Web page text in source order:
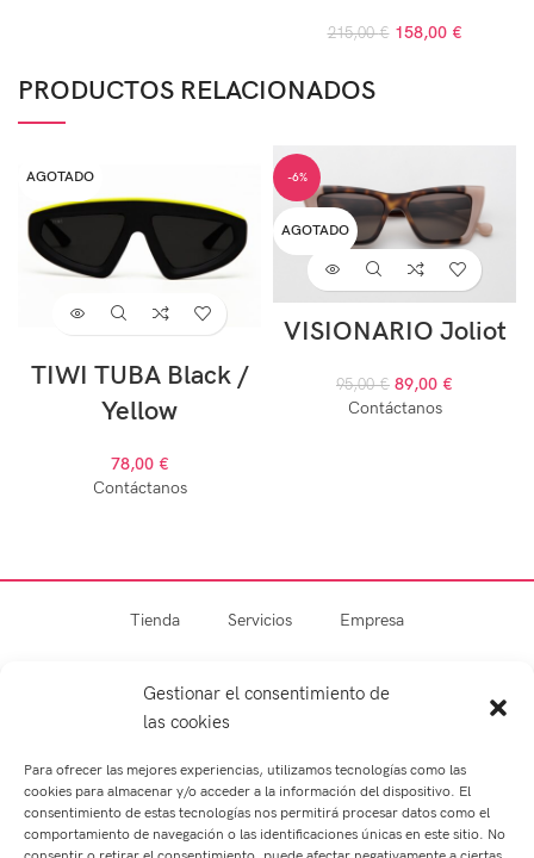
Gestionar el consentimiento de
las cookies
Para ofrecer las mejores experiencias, utilizamos tecnologías como las
cookies para almacenar y/o acceder a la información del dispositivo. El
consentimiento de estas tecnologías nos permitirá procesar datos como el
comportamiento de navegación o las identificaciones únicas en este sitio. No
215,00€ 158,00 €
PRODUCTOS RELACIONADOS
AGOTADO
TIWI TUBA Black /
Yellow
78,00 €
Contáctanos
-6%
AGOTADO
VISIONARIO Joliot
95,00€ 89,00 €
Contáctanos
Tienda Servicios Empresa